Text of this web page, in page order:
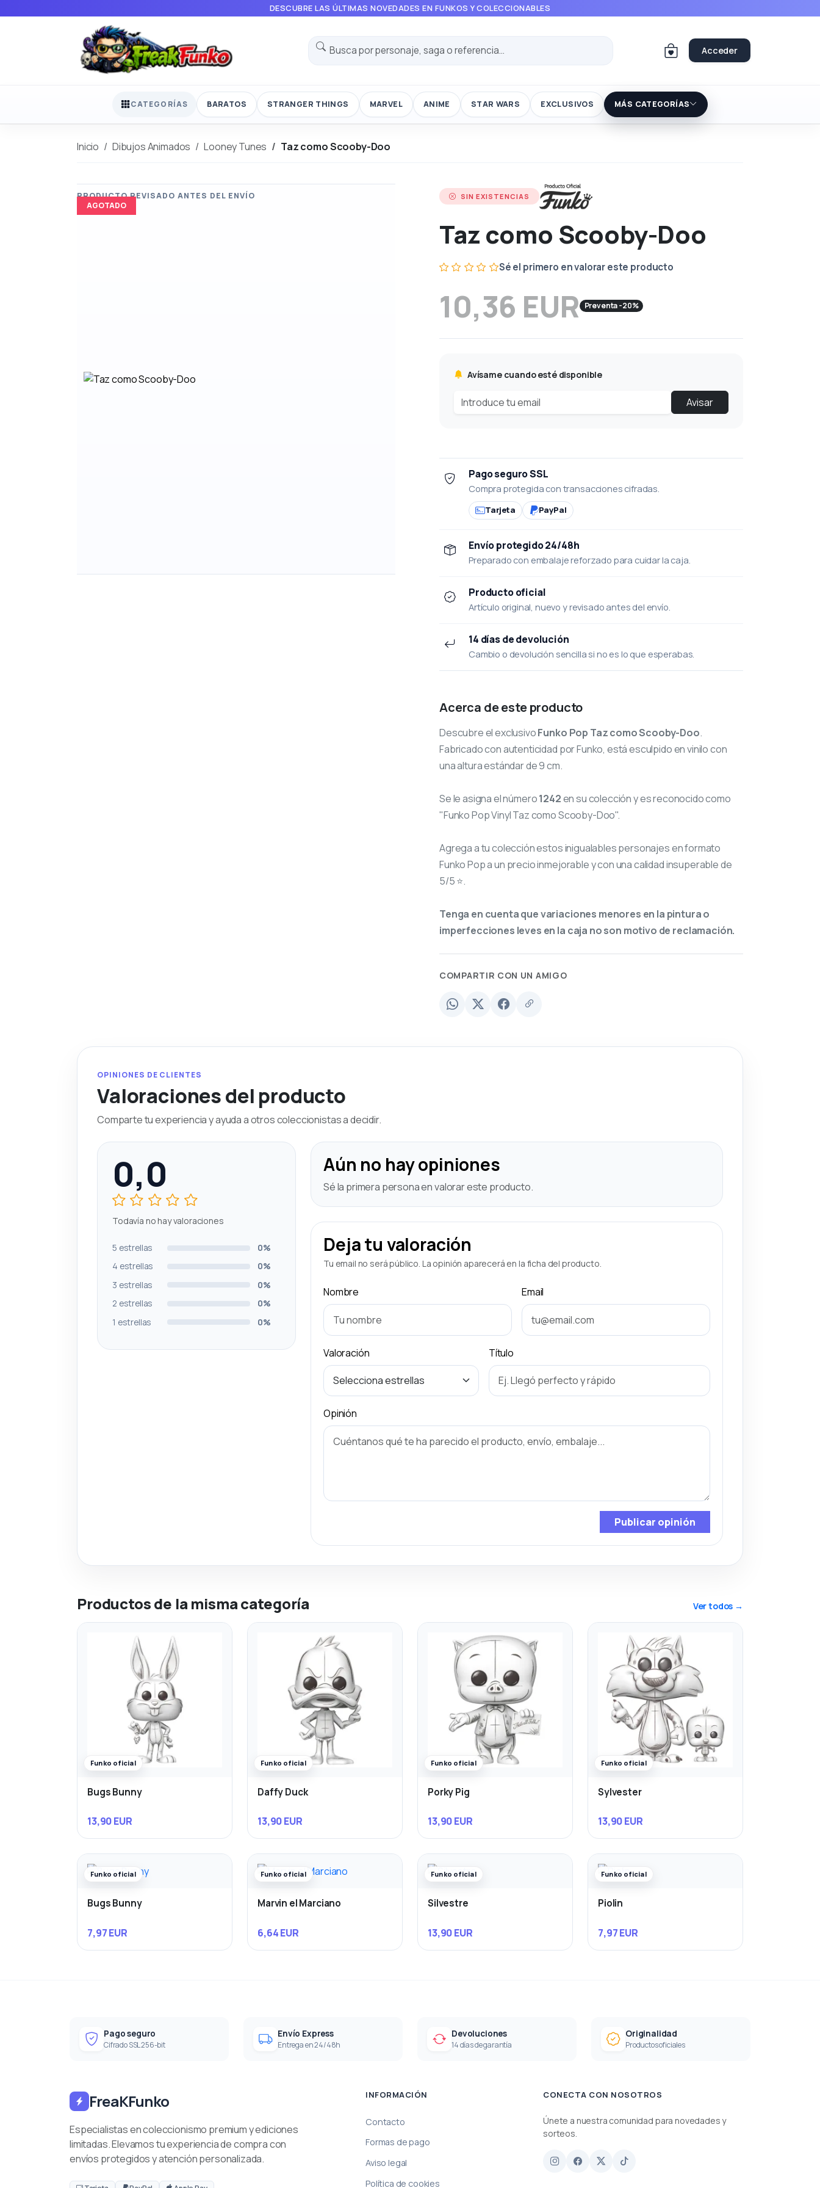
DESCUBRE LAS ÚLTIMAS NOVEDADES EN FUNKOS Y COLECCIONABLES
Acceder
CATEGORÍAS BARATOS STRANGER THINGS MARVEL ANIME STAR WARS EXCLUSIVOS MÁS CATEGORÍAS
Inicio Dibujos Animados Looney Tunes Taz como Scooby-Doo
AGOTADO
SIN EXISTENCIAS
Taz como Scooby-Doo
Sé el primero en valorar este producto
10,36 EUR Preventa -20%
Avísame cuando esté disponible
Avisar
Pago seguro SSL
Compra protegida con transacciones cifradas.
Tarjeta PayPal
Envío protegido 24/48h
Preparado con embalaje reforzado para cuidar la caja.
Producto oficial
Artículo original, nuevo y revisado antes del envío.
14 días de devolución
Cambio o devolución sencilla si no es lo que esperabas.
Acerca de este producto
Descubre el exclusivoFunko Pop Taz como Scooby-Doo.
Fabricado con autenticidad por Funko, está esculpido en vinilo con
una altura estándar de 9 cm.
Se le asigna el número1242en su colección y es reconocido como
"Funko Pop Vinyl Taz como Scooby-Doo".
Agrega a tu colección estos inigualables personajes en formato
Funko Pop a un precio inmejorable y con una calidad insuperable de
5/5 ⭐.
Tenga en cuenta que variaciones menores en la pintura o
imperfecciones leves en la caja no son motivo de reclamación.
COMPARTIR CON UN AMIGO
OPINIONES DE CLIENTES
Valoraciones del producto
Comparte tu experiencia y ayuda a otros coleccionistas a decidir.
0,0
Todavía no hay valoraciones
5 estrellas
0%
4 estrellas
0%
3 estrellas
0%
2 estrellas
0%
1 estrellas
0%
Aún no hay opiniones
Sé la primera persona en valorar este producto.
Deja tu valoración
Tu email no será público. La opinión aparecerá en la ficha del producto.
Nombre Email
Valoración Título
Opinión
Publicar opinión
Productos de la misma categoría Ver todos →
Funko oficial
Bugs Bunny
13,90 EUR
Funko oficial
Daffy Duck
13,90 EUR
Funko oficial
Porky Pig
13,90 EUR
Funko oficial
Sylvester
13,90 EUR
Funko oficial
Bugs Bunny
7,97 EUR
Funko oficial
Marvin el Marciano
6,64 EUR
Funko oficial
Silvestre
13,90 EUR
Funko oficial
Piolin
7,97 EUR
Pago seguro
Cifrado SSL 256-bit
Envío Express
Entrega en 24/48h
Devoluciones
14 días de garantía
Originalidad
Productos oficiales
FreaKFunko
Especialistas en coleccionismo premium y ediciones
limitadas. Elevamos tu experiencia de compra con
envíos protegidos y atención personalizada.
INFORMACIÓN
Contacto
Formas de pago
Aviso legal
Política de cookies
CONECTA CON NOSOTROS
Únete a nuestra comunidad para novedades y
sorteos.